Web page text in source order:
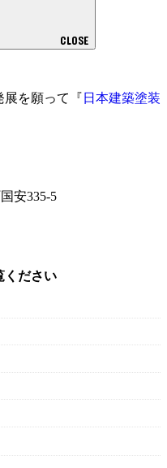
CLOSE
展を願って『 日本建築塗装
安335-5
ください